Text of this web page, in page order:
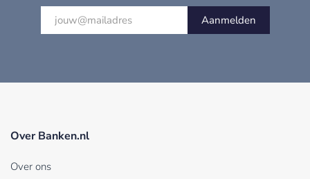
Aanmelden
Over Banken.nl
Over ons